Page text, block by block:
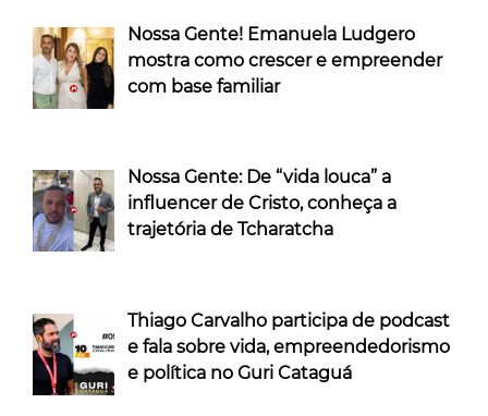
Nossa Gente! Emanuela Ludgero
mostra como crescer e empreender
com base familiar
Nossa Gente: De “vida louca” a
influencer de Cristo, conheça a
trajetória de Tcharatcha
Thiago Carvalho participa de podcast
e fala sobre vida, empreendedorismo
e política no Guri Cataguá